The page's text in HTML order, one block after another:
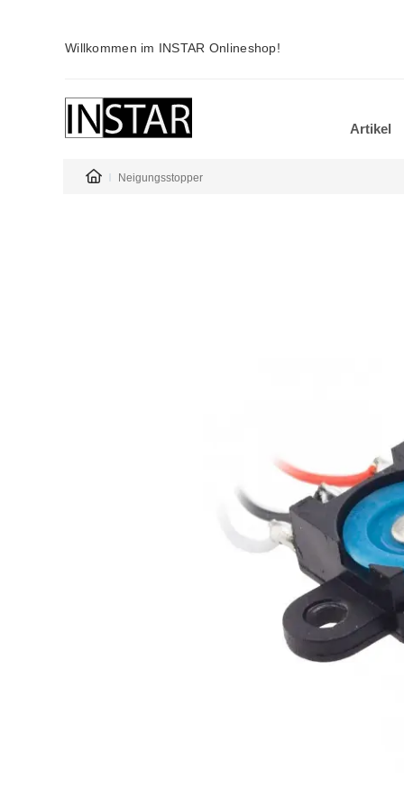
Willkommen im INSTAR Onlineshop!
Artikel
Neigungsstopper